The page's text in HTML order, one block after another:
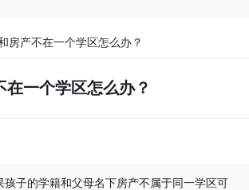
房产不在一个学区怎么办？
在一个学区怎么办？
子的学籍和父母名下房产不属于同一学区可